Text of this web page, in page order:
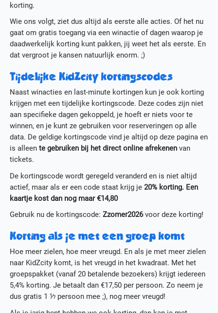
korting.
Wie ons volgt, ziet dus altijd als eerste alle acties. Of het nu
gaat om gratis toegang via een winactie of dagen waarop je
daadwerkelijk korting kunt pakken, jij weet het als eerste. En
dat vergroot je kansen natuurlijk enorm. ;)
Tijdelijke KidZcity kortingscodes
Naast winacties en last-minute kortingen kun je ook korting
krijgen met een tijdelijke kortingscode. Deze codes zijn niet
aan specifieke dagen gekoppeld, je hoeft er niets voor te
winnen, en je kunt ze gebruiken voor reserveringen op alle
data. De geldige kortingscode vind je altijd op deze pagina en
is alleente gebruiken bij het direct online afrekenenvan
tickets.
De kortingscode wordt geregeld veranderd en is niet altijd
actief, maar als er een code staat krijg je20% korting. Een
kaartje kost dan nog maar €14,80
Gebruik nu de kortingscode:Zzomer2026voor deze korting!
Korting als je met een groep komt
Hoe meer zielen, hoe meer vreugd. En als je met meer zielen
naar KidZcity komt, is het vreugd in het kwadraat. Met het
groepspakket (vanaf 20 betalende bezoekers) krijgt iedereen
5,4% korting. Je betaalt dan €17,50 per persoon. Zo neem je
dus gratis 1 ⅐ persoon mee ;), nog meer vreugd!